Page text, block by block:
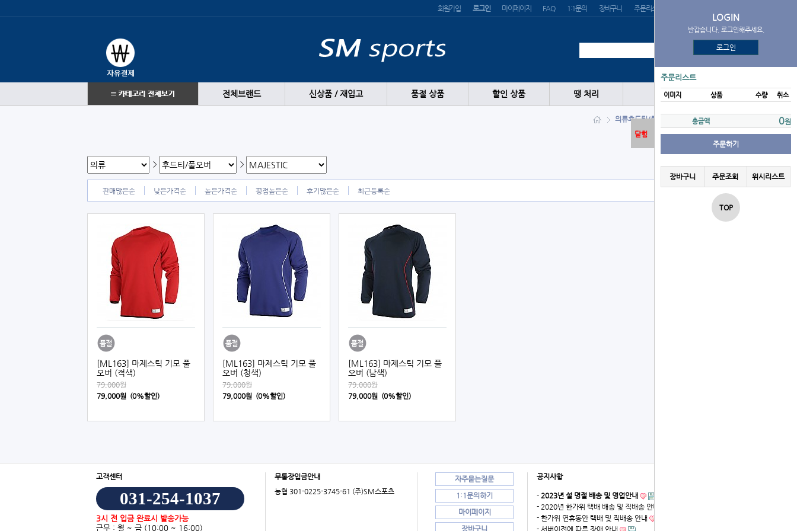
회원가입 로그인 마이페이지 FAQ 1:1문의 장바구니 주문리스트
전체브랜드 신상품 / 재입고 품절 상품 할인 상품 땡 처리
의류후드티/풀오버 MAJESTIC
LOGIN
반갑습니다. 로그인해주세요.
로그인
주문리스트
이미지 상품 수량 취소
총금액 0원
주문하기
장바구니 주문조회 위시리스트
TOP
닫힘
> >
판매많은순 낮은가격순 높은가격순 평점높은순 후기많은순 최근등록순
[ML163] 마제스틱 기모 풀
오버 (적색)
79,000원
79,000원 (0%할인)
[ML163] 마제스틱 기모 풀
오버 (청색)
79,000원
79,000원 (0%할인)
[ML163] 마제스틱 기모 풀
오버 (남색)
79,000원
79,000원 (0%할인)
고객센터
031-254-1037
3시 전 입금 완료시 발송가능
근무 : 월 ~ 금 (10:00 ~ 16:00)
무통장입금안내
농협 301-0225-3745-61 (주)SM스포츠
자주묻는질문
1:1문의하기
마이페이지
장바구니
공지사항
- 2023년 설 명절 배송 및 영업안내
- 2020년 한가위 택배 배송 및 직배송 안내
- 한가위 연휴동안 택배 및 직배송 안내
- 서버이전에 따른 장애 안내